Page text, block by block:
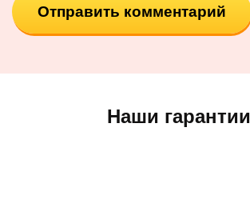
Наши гарантии